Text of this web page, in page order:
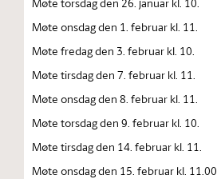
Møte onsdag den 1. februar kl. 11.
Møte fredag den 3. februar kl. 10.
Møte tirsdag den 7. februar kl. 11.
Møte onsdag den 8. februar kl. 11.
Møte torsdag den 9. februar kl. 10.
Møte tirsdag den 14. februar kl. 11.
Møte onsdag den 15. februar kl. 11.00